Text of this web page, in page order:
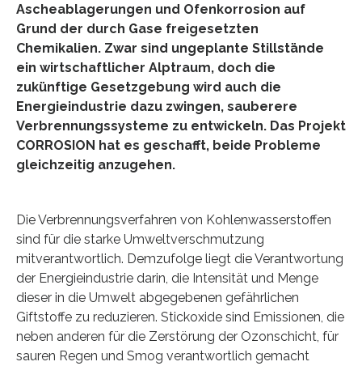
Ascheablagerungen und Ofenkorrosion auf
Grund der durch Gase freigesetzten
Chemikalien. Zwar sind ungeplante Stillstände
ein wirtschaftlicher Alptraum, doch die
zukünftige Gesetzgebung wird auch die
Energieindustrie dazu zwingen, sauberere
Verbrennungssysteme zu entwickeln. Das Projekt
CORROSION hat es geschafft, beide Probleme
gleichzeitig anzugehen.
Die Verbrennungsverfahren von Kohlenwasserstoffen
sind für die starke Umweltverschmutzung
mitverantwortlich. Demzufolge liegt die Verantwortung
der Energieindustrie darin, die Intensität und Menge
dieser in die Umwelt abgegebenen gefährlichen
Giftstoffe zu reduzieren. Stickoxide sind Emissionen, die
neben anderen für die Zerstörung der Ozonschicht, für
sauren Regen und Smog verantwortlich gemacht